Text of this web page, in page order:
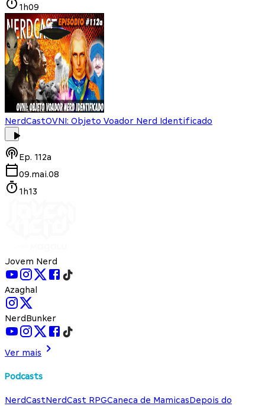
1h09
NerdCastOVNI: Objeto Voador Nerd Identificado
Ep. 112a
09.mai.08
1h13
Jovem Nerd
Azaghal
NerdBunker
Ver mais
Podcasts
NerdCastNerdCast RPGCaneca de MamicasDepois do